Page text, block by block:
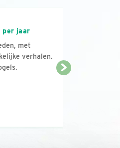
per jaar
met
verhalen.